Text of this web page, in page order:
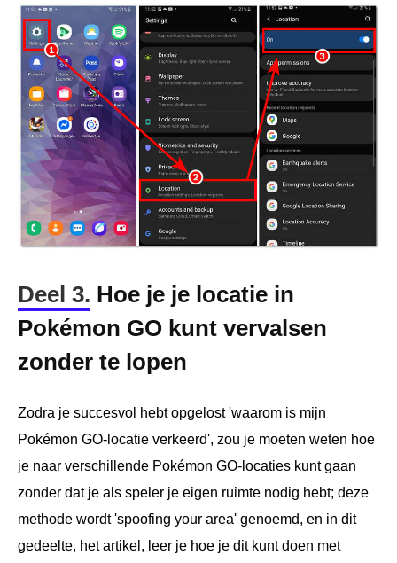
Deel 3. Hoe je je locatie in
Pokémon GO kunt vervalsen
zonder te lopen
Zodra je succesvol hebt opgelost 'waarom is mijn
Pokémon GO-locatie verkeerd', zou je moeten weten hoe
je naar verschillende Pokémon GO-locaties kunt gaan
zonder dat je als speler je eigen ruimte nodig hebt; deze
methode wordt 'spoofing your area' genoemd, en in dit
gedeelte, het artikel, leer je hoe je dit kunt doen met